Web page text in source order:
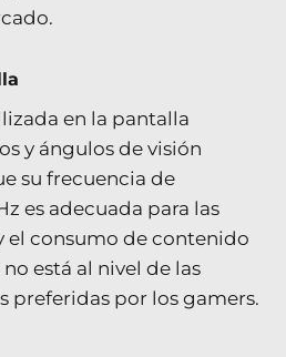
en la pantalla
y ángulos de visión
su frecuencia de
es adecuada para las
el consumo de contenido
está al nivel de las
preferidas por los gamers.